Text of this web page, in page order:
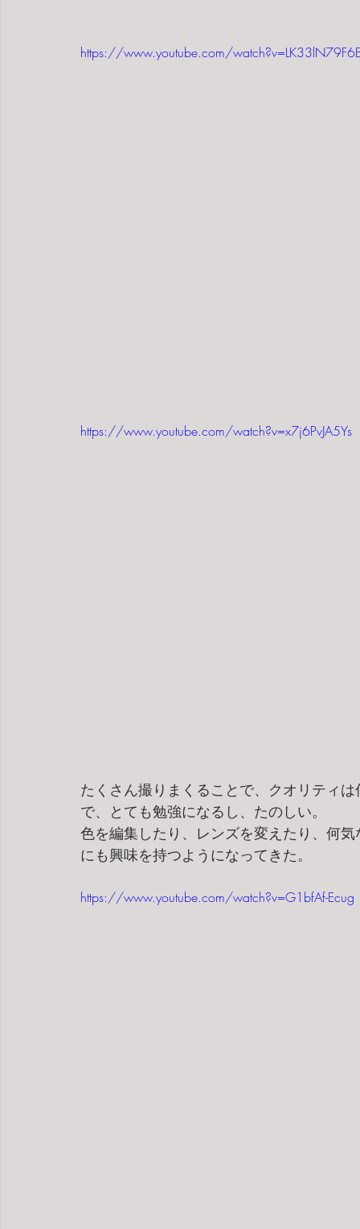
https://www.youtube.com/
https://www.youtube.com/watch?v=x7j6PvJA5Ys
たくさん撮りまくることで、クオリティ
で、とても勉強になるし、たのしい。
色を編集したり、レンズを変えたり、何
にも興味を持つようになってきた。
https://www.youtube.com/watch?v=G1bfAf-Ecug